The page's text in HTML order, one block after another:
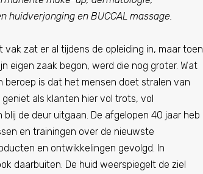
huidverjonging enBUCCAL massage.
vak zat er al tijdens de opleiding in, maar toen
eigen zaak begon, werd die nog groter. Wat
beroep is dat het mensen doet stralen van
als klanten hier vol trots, vol
de deur uitgaan. De afgelopen 40 jaar heb
en trainingen over de nieuwste
en ontwikkelingen gevolgd. In
daarbuiten. De huid weerspiegelt de ziel